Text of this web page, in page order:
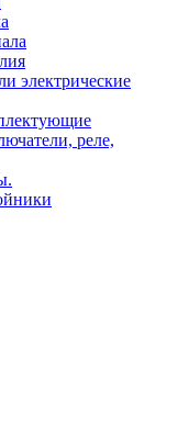
электрические
реле,